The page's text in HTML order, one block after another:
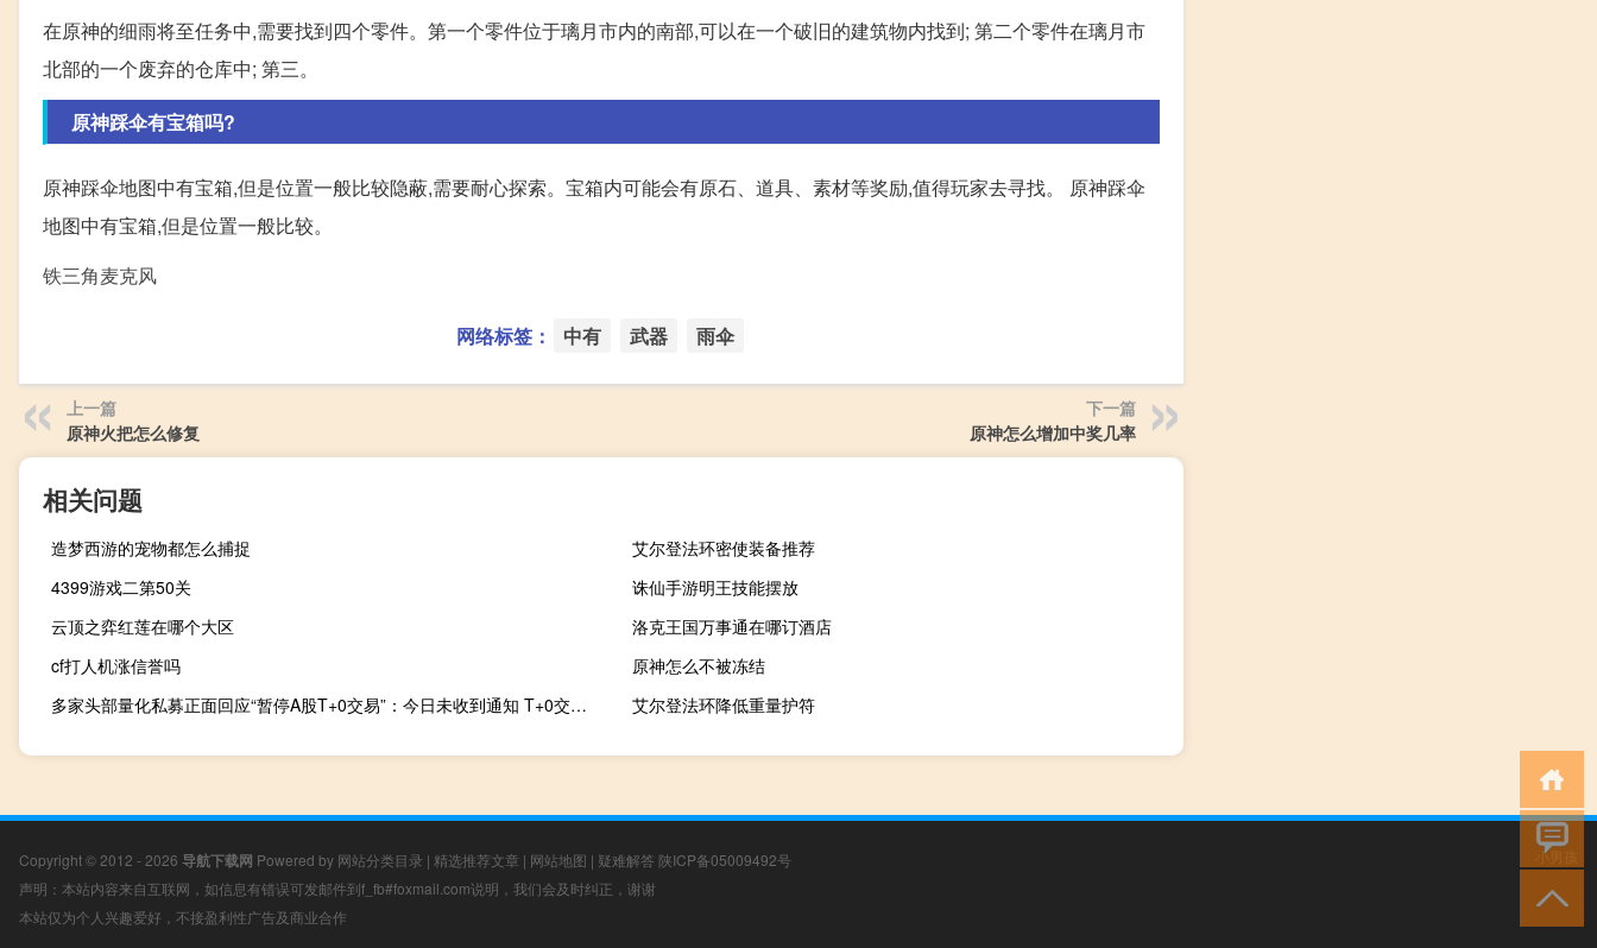
在原神的细雨将至任务中,需要找到四个零件。第一个零件位于璃月市内的南部,可以在一个破旧的建筑物内找到; 第二个零件在璃月市
北部的一个废弃的仓库中; 第三。
原神踩伞有宝箱吗?
原神踩伞地图中有宝箱,但是位置一般比较隐蔽,需要耐心探索。宝箱内可能会有原石、道具、素材等奖励,值得玩家去寻找。 原神踩伞
地图中有宝箱,但是位置一般比较。
铁三角麦克风
网络标签： 中有 武器 雨伞
上一篇
原神火把怎么修复
下一篇
原神怎么增加中奖几率
相关问题
造梦西游的宠物都怎么捕捉
艾尔登法环密使装备推荐
4399游戏二第50关
诛仙手游明王技能摆放
云顶之弈红莲在哪个大区
洛克王国万事通在哪订酒店
cf打人机涨信誉吗
原神怎么不被冻结
多家头部量化私募正面回应“暂停A股T+0交易”：今日未收到通知 T+0交易占比有限
艾尔登法环降低重量护符
Copyright © 2012 - 2026 导航下载网 Powered by 网站分类目录 | 精选推荐文章 | 网站地图 | 疑难解答 陕ICP备05009492号
声明：本站内容来自互联网，如信息有错误可发邮件到f_fb#foxmail.com说明，我们会及时纠正，谢谢
本站仅为个人兴趣爱好，不接盈利性广告及商业合作
小男孩